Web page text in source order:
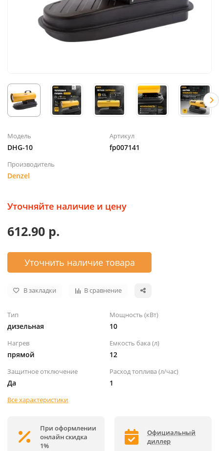
Модель
DHG-10
Артикул
fp007141
Производитель
Denzel
Уточняйте наличие и цену
612.90 р.
Уточнить наличие товара
В закладки В сравнение
Тип
дизельная
Мощность (кВт)
10
Нагрев
прямой
Емкость бака (л)
12
Защитное отключение
Да
Расход топлива (л/час)
1
Все характеристики
При оформлении
онлайн скидка
1%
Официальный
диллер